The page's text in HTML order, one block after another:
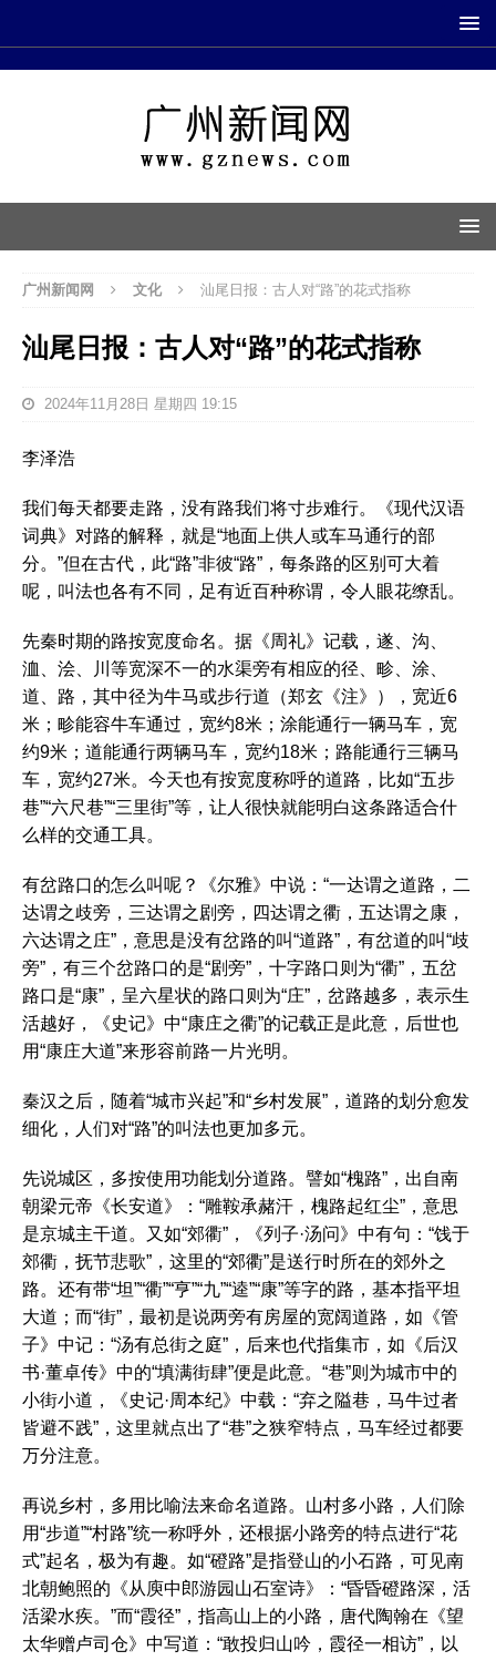
广州新闻网 文化 汕尾日报：古人对“路”的花式指称
汕尾日报：古人对“路”的花式指称
2024年11月28日 星期四 19:15
李泽浩
我们每天都要走路，没有路我们将寸步难行。《现代汉语
词典》对路的解释，就是“地面上供人或车马通行的部
分。”但在古代，此“路”非彼“路”，每条路的区别可大着
呢，叫法也各有不同，足有近百种称谓，令人眼花缭乱。
先秦时期的路按宽度命名。据《周礼》记载，遂、沟、
洫、浍、川等宽深不一的水渠旁有相应的径、畛、涂、
道、路，其中径为牛马或步行道（郑玄《注》），宽近6
米；畛能容牛车通过，宽约8米；涂能通行一辆马车，宽
约9米；道能通行两辆马车，宽约18米；路能通行三辆马
车，宽约27米。今天也有按宽度称呼的道路，比如“五步
巷”“六尺巷”“三里街”等，让人很快就能明白这条路适合什
么样的交通工具。
有岔路口的怎么叫呢？《尔雅》中说：“一达谓之道路，二
达谓之歧旁，三达谓之剧旁，四达谓之衢，五达谓之康，
六达谓之庄”，意思是没有岔路的叫“道路”，有岔道的叫“歧
旁”，有三个岔路口的是“剧旁”，十字路口则为“衢”，五岔
路口是“康”，呈六星状的路口则为“庄”，岔路越多，表示生
活越好，《史记》中“康庄之衢”的记载正是此意，后世也
用“康庄大道”来形容前路一片光明。
秦汉之后，随着“城市兴起”和“乡村发展”，道路的划分愈发
细化，人们对“路”的叫法也更加多元。
先说城区，多按使用功能划分道路。譬如“槐路”，出自南
朝梁元帝《长安道》：“雕鞍承赭汗，槐路起红尘”，意思
是京城主干道。又如“郊衢”，《列子·汤问》中有句：“饯于
郊衢，抚节悲歌”，这里的“郊衢”是送行时所在的郊外之
路。还有带“坦”“衢”“亨”“九”“逵”“康”等字的路，基本指平坦
大道；而“街”，最初是说两旁有房屋的宽阔道路，如《管
子》中记：“汤有总街之庭”，后来也代指集市，如《后汉
书·董卓传》中的“填满街肆”便是此意。“巷”则为城市中的
小街小道，《史记·周本纪》中载：“弃之隘巷，马牛过者
皆避不践”，这里就点出了“巷”之狭窄特点，马车经过都要
万分注意。
再说乡村，多用比喻法来命名道路。山村多小路，人们除
用“步道”“村路”统一称呼外，还根据小路旁的特点进行“花
式”起名，极为有趣。如“磴路”是指登山的小石路，可见南
北朝鲍照的《从庾中郎游园山石室诗》：“昏昏磴路深，活
活梁水疾。”而“霞径”，指高山上的小路，唐代陶翰在《望
太华赠卢司仓》中写道：“敢投归山吟，霞径一相访”，以